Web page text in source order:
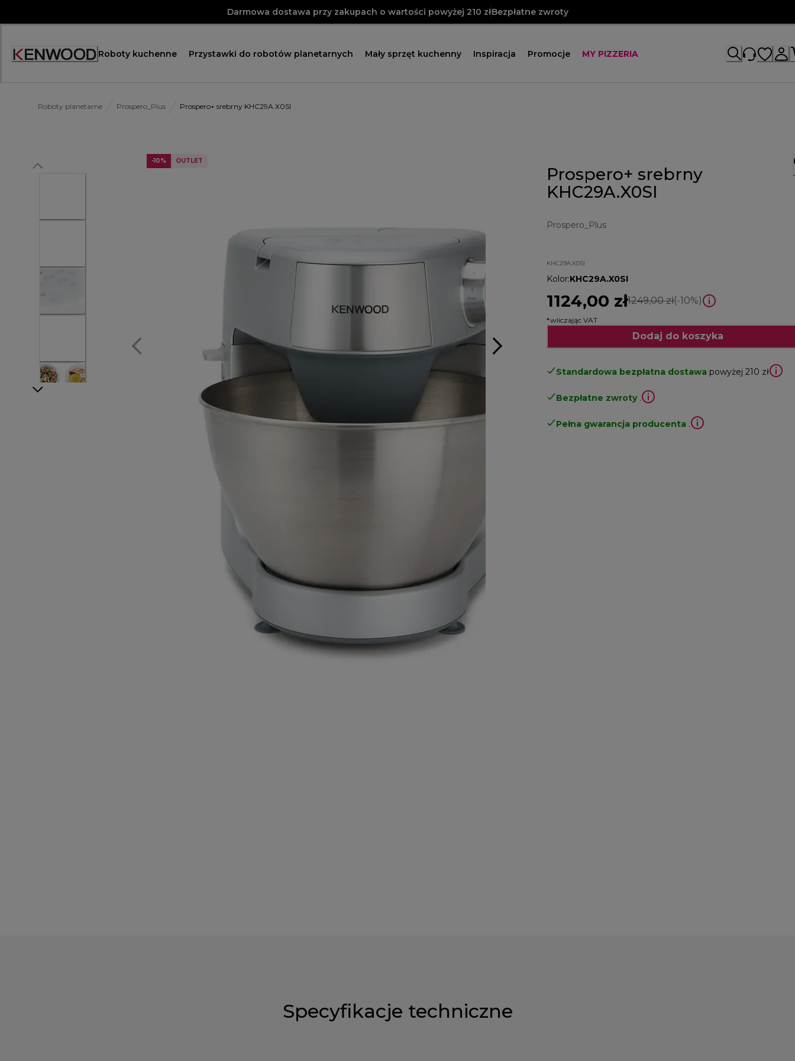
Darmowa dostawa przy zakupach o wartości powyżej 210 złBezpłatne zwroty
Roboty kuchenne Przystawki do robotów planetarnych Mały sprzęt kuchenny Inspiracja Promocje MY PIZZERIA
Roboty planetarne Prospero_Plus Prospero+ srebrny KHC29A.X0SI
-10% OUTLET
Prospero+ srebrny
KHC29A.X0SI
Prospero_Plus
KHC29A.X0SI
Kolor:KHC29A.X0SI
1124,00 zł1249,00 złcena oryginalna 1249,00
(-10%)
*wliczając VAT
Dodaj do koszyka
Standardowa bezpłatna dostawa powyżej 210 zł
Bezpłatne zwroty .
Pełna gwarancja producenta .
Specyfikacje techniczne